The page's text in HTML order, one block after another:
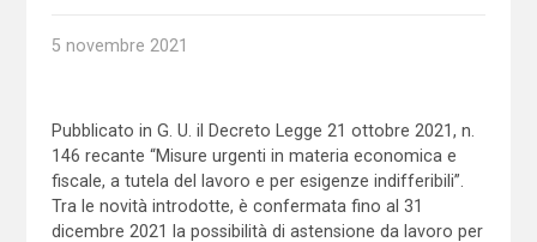
5 novembre 2021
Pubblicato in G. U. il Decreto Legge 21 ottobre 2021, n.
146 recante “Misure urgenti in materia economica e
fiscale, a tutela del lavoro e per esigenze indifferibili”.
Tra le novità introdotte, è confermata fino al 31
dicembre 2021 la possibilità di astensione da lavoro per